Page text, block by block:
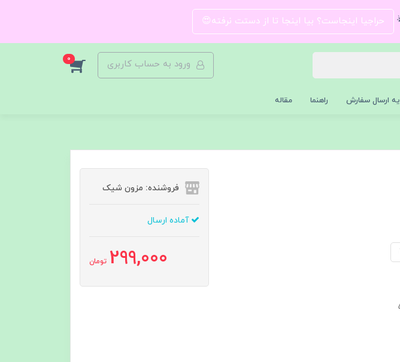
حراجیا اینجاست؟ بیا اینجا تا از دستت نرفته😍
ورود به حساب کاربری 0
ارسال سفارش راهنما مقاله
فروشنده: مزون شیک
آماده ارسال
299,000 تومان